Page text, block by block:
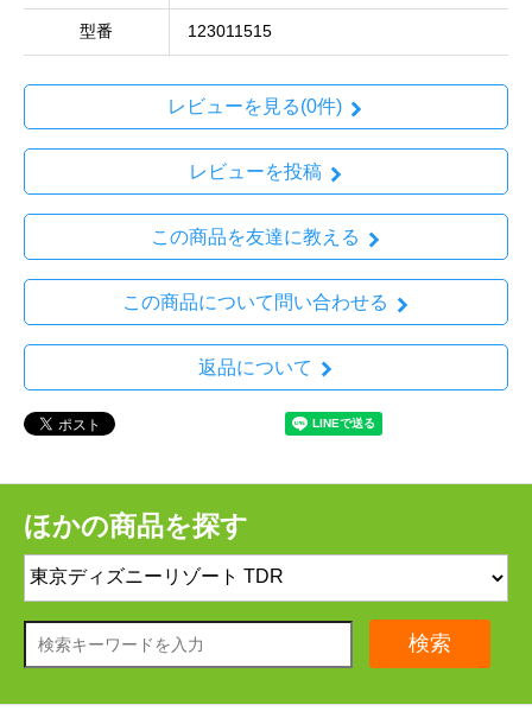
型番 123011515
レビューを見る(0件)
レビューを投稿
この商品を友達に教える
この商品について問い合わせる
返品について
ほかの商品を探す
検索